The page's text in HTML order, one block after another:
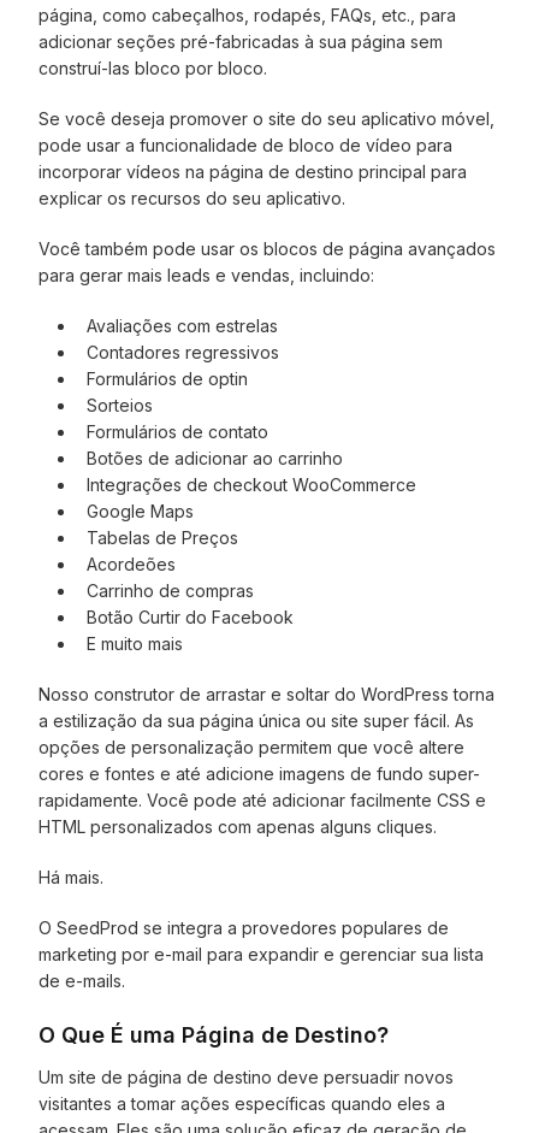
página, como cabeçalhos, rodapés, FAQs, etc., para
adicionar seções pré-fabricadas à sua página sem
construí-las bloco por bloco.
Se você deseja promover o site do seu aplicativo móvel,
pode usar a funcionalidade de bloco de vídeo para
incorporar vídeos na página de destino principal para
explicar os recursos do seu aplicativo.
Você também pode usar os blocos de página avançados
para gerar mais leads e vendas, incluindo:
Avaliações com estrelas
Contadores regressivos
Formulários de optin
Sorteios
Formulários de contato
Botões de adicionar ao carrinho
Integrações de checkout WooCommerce
Google Maps
Tabelas de Preços
Acordeões
Carrinho de compras
Botão Curtir do Facebook
E muito mais
Nosso construtor de arrastar e soltar do WordPress torna
a estilização da sua página única ou site super fácil. As
opções de personalização permitem que você altere
cores e fontes e até adicione imagens de fundo super-
rapidamente. Você pode até adicionar facilmente CSS e
HTML personalizados com apenas alguns cliques.
Há mais.
O SeedProd se integra a provedores populares de
marketing por e-mail para expandir e gerenciar sua lista
de e-mails.
O Que É uma Página de Destino?
Um site de página de destino deve persuadir novos
visitantes a tomar ações específicas quando eles a